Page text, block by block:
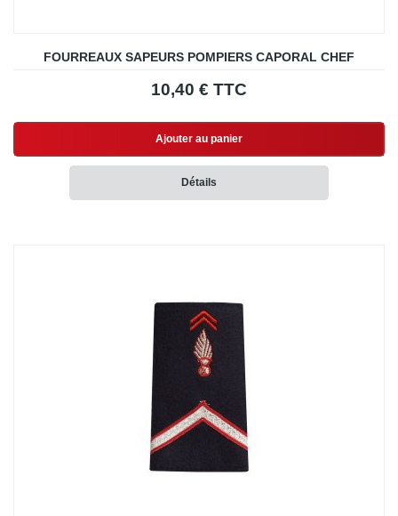
FOURREAUX SAPEURS POMPIERS CAPORAL CHEF
10,40 € TTC
Ajouter au panier
Détails